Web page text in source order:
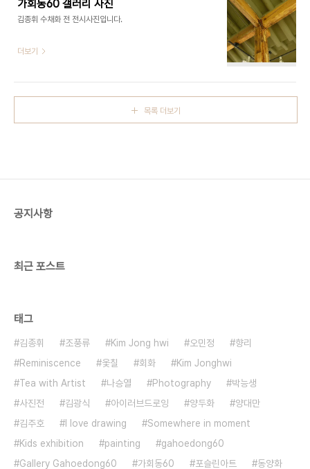
가회동60 갤러리 사진
김종휘 수채화 전 전시사진입니다.
더보기
목록 더보기
공지사항
최근 포스트
태그
김종휘 조풍류 Kim Jong hwi 오민정
향리
Reminiscence
옻칠 회화
Kim Jonghwi
Tea with Artist
나승열 Photography
박능생
사진전
김광식 아이러브드로잉 양두화
양대만
김주호
I love drawing
Somewhere in moment
Kids exhibition
painting
gahoedong60
Gallery Gahoedong60
가회동60 포슬린아트 동양화